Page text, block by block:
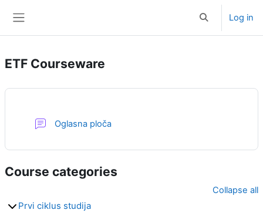
Toggle search
Log in
ETF Courseware
Oglasna ploča
Course categories
Collapse all
Prvi ciklus studija